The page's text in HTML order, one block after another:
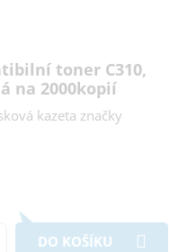
toner C310,
na 2000kopií
kazeta značky
DO KOŠÍKU